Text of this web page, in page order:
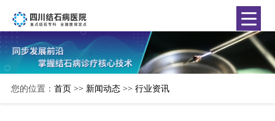
您的位置： 首页>> 新闻动态>> 行业资讯